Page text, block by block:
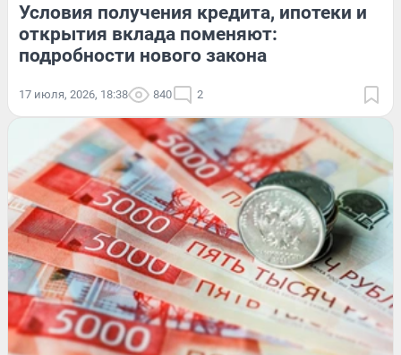
Условия получения кредита, ипотеки и
открытия вклада поменяют:
подробности нового закона
17 июля, 2026, 18:38 840 2